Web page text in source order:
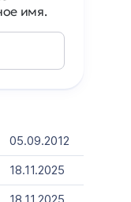
05.09.2012
18.11.2025
имя.